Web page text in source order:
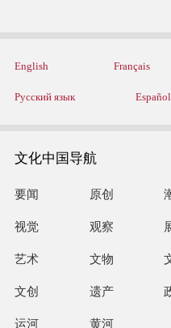
English Français
Русский язык Español
文化中国导航
要闻 原创
视觉 观察
艺术 文物
文创 遗产
运河 黄河